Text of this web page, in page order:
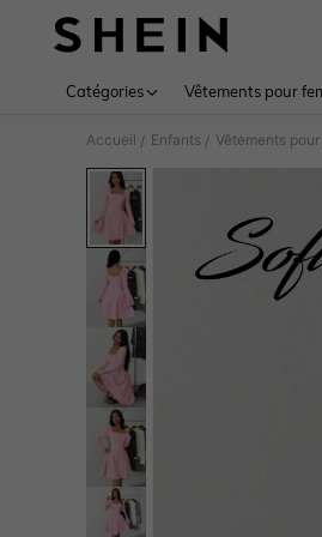
Catégories Vêtements pour
Accueil / Enfants / Vêtements